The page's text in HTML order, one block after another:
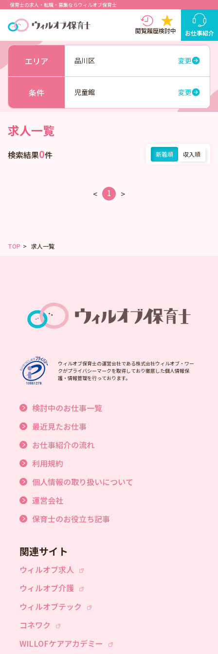
保育士の求人・転職・募集ならウィルオブ保育士
閲覧履歴検討中 お仕事紹介
エリア 品川区 変更
条件 児童館 変更
求人一覧
検索結果0件 新着順 収入順
< 1 >
TOP 求人一覧
ウィルオブ保育士の運営会社である株式会社ウィルオブ・ワー
クがプライバシーマークを取得しており徹底した個人情報保
護・情報管理を行っております。
検討中のお仕事一覧
最近見たお仕事
お仕事紹介の流れ
利用規約
個人情報の取り扱いについて
運営会社
保育士のお役立ち記事
関連サイト
ウィルオブ求人
ウィルオブ介護
ウィルオブテック
コネワク
WILLOFケアアカデミー